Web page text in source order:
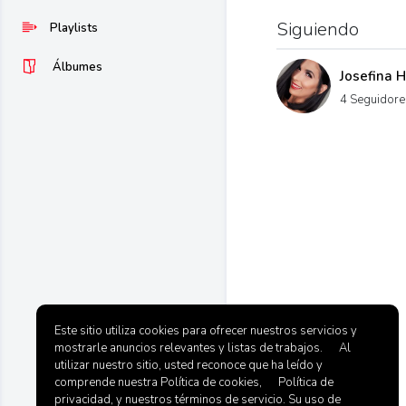
Playlists
Álbumes
Siguiendo
Josefina
4
Este sitio utiliza cookies para ofrecer nuestros servicios y
mostrarle anuncios relevantes y listas de trabajos. Al
utilizar nuestro sitio, usted reconoce que ha leído y
comprende nuestra Política de cookies, Política de
privacidad, y nuestros términos de servicio. Su uso de